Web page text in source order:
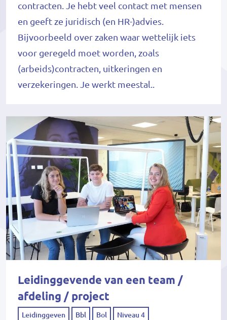
contracten. Je hebt veel contact met mensen
en geeft ze juridisch (en HR-)advies.
Bijvoorbeeld over zaken waar wettelijk iets
voor geregeld moet worden, zoals
(arbeids)contracten, uitkeringen en
verzekeringen. Je werkt meestal..
Leidinggevende van een team /
afdeling / project
Leidinggeven Bbl Bol Niveau 4